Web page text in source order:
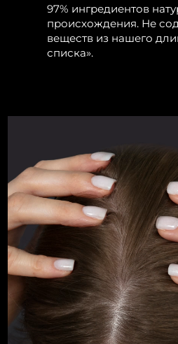
97% ингредиентов
происхождения. Не
веществ из нашего
списка».
Португалия
Пуэрто-Рико
Румыния
Россия
Саудовская Аравия
Сингапур